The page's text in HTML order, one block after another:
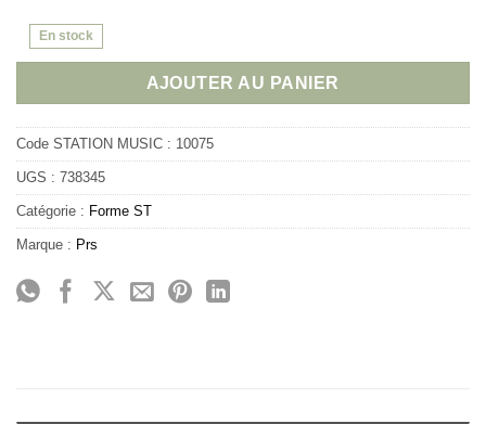
En stock
AJOUTER AU PANIER
Code STATION MUSIC : 10075
UGS : 738345
Catégorie : Forme ST
Marque : Prs